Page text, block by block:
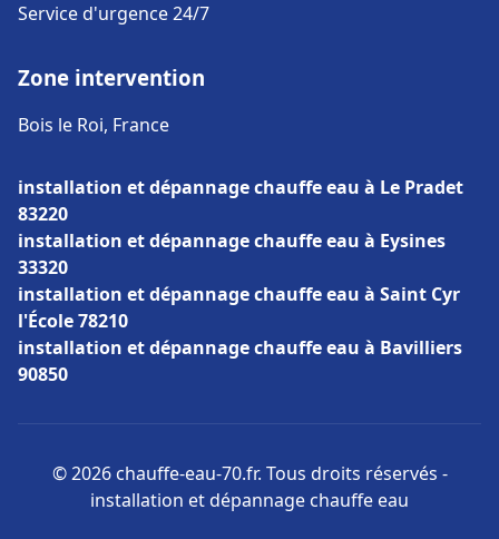
Service d'urgence 24/7
Zone intervention
Bois le Roi, France
installation et dépannage chauffe eau à Le Pradet
83220
installation et dépannage chauffe eau à Eysines
33320
installation et dépannage chauffe eau à Saint Cyr
l'École 78210
installation et dépannage chauffe eau à Bavilliers
90850
© 2026 chauffe-eau-70.fr. Tous droits réservés -
installation et dépannage chauffe eau